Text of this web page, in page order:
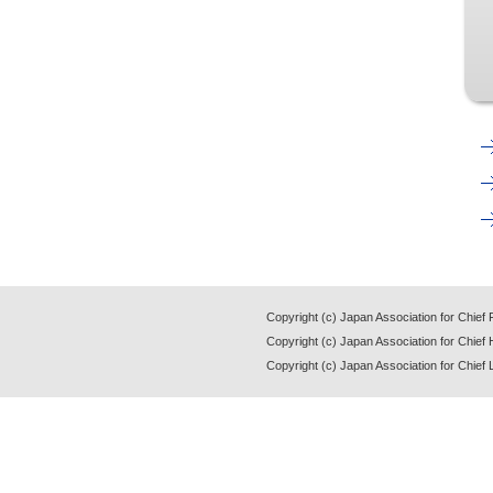
Copyright (c) Japan Association for Chief
Copyright (c) Japan Association for Chief
Copyright (c) Japan Association for Chief